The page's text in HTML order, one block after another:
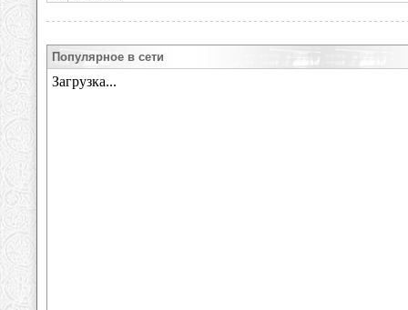
Популярное в сети